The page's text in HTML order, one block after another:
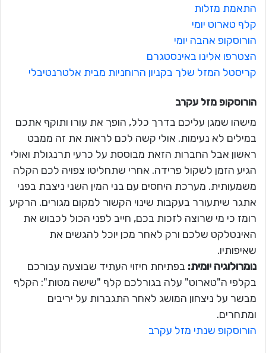
התאמת מזלות
קלף טארוט יומי
הורוסקופ אהבה יומי
הצטרפו אלינו באינסטגרם
קריסטל המזל שלך בקניון הרוחניות מבית אלטרנטיבלי
הורוסקופ מזל עקרב
מישהו שמגן עליכם בדרך כלל, הופך את עורו ותוקף אתכם
במילים לא נעימות. אולי קשה לכם לראות את זה ממבט
ראשון אבל החברות הזאת מבוססת על כרעי תרנגולת ואולי
הגיע הזמן לשקול פרידה. אחרי שתחליטו צפויה לכם הקלה
משמעותית. מערכת היחסים עם בני המין השני ניצבת בפני
אתגר שיתעורר בעקבות שינוי הקשור למקום מגורים. הרקיע
רומז כי מי שרוצה לזכות בכם, חייב לפני הכול לכבוש את
האינטלקט שלכם ורק לאחר מכן יוכל להגשים את
שאיפותיו.
נומרולוגיה יומית: בפתיחת חיזוי העתיד שבוצעה עבורכם
בקלפי ה"טארוט" עלה בגורלכם קלף "שישה מטות": הקלף
מבשר על ניצחון המושג לאחר התגברות על יריבים
ומתחרים.
הורוסקופ שנתי מזל עקרב